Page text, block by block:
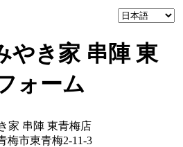
やき家 串陣 東
ォーム
家 串陣 東青梅店
梅市東青梅2-11-3